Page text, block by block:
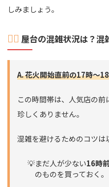
しみましょう。
🚶‍♂️ 屋台の混雑状況は？混
A. 花火開始直前の17時～
この時間帯は、人気店の
珍しくありません。
混雑を避けるためのコツは
まだ人が少ない16時
のものを買っておく。